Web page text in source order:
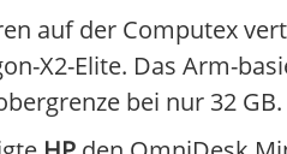
auf der Computex
X2-Elite. Das Arm-
bei nur 32 GB.